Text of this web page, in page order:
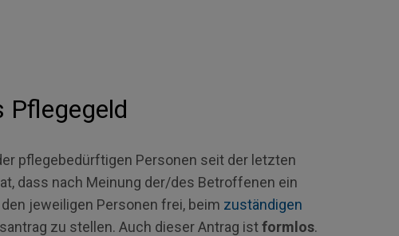
Pflegegeld
pflegebedürftigen Personen seit der letzten
dass nach Meinung der/des Betroffenen ein
jeweiligen Personen frei, beim zuständigen
zu stellen. Auch dieser Antrag istformlos.